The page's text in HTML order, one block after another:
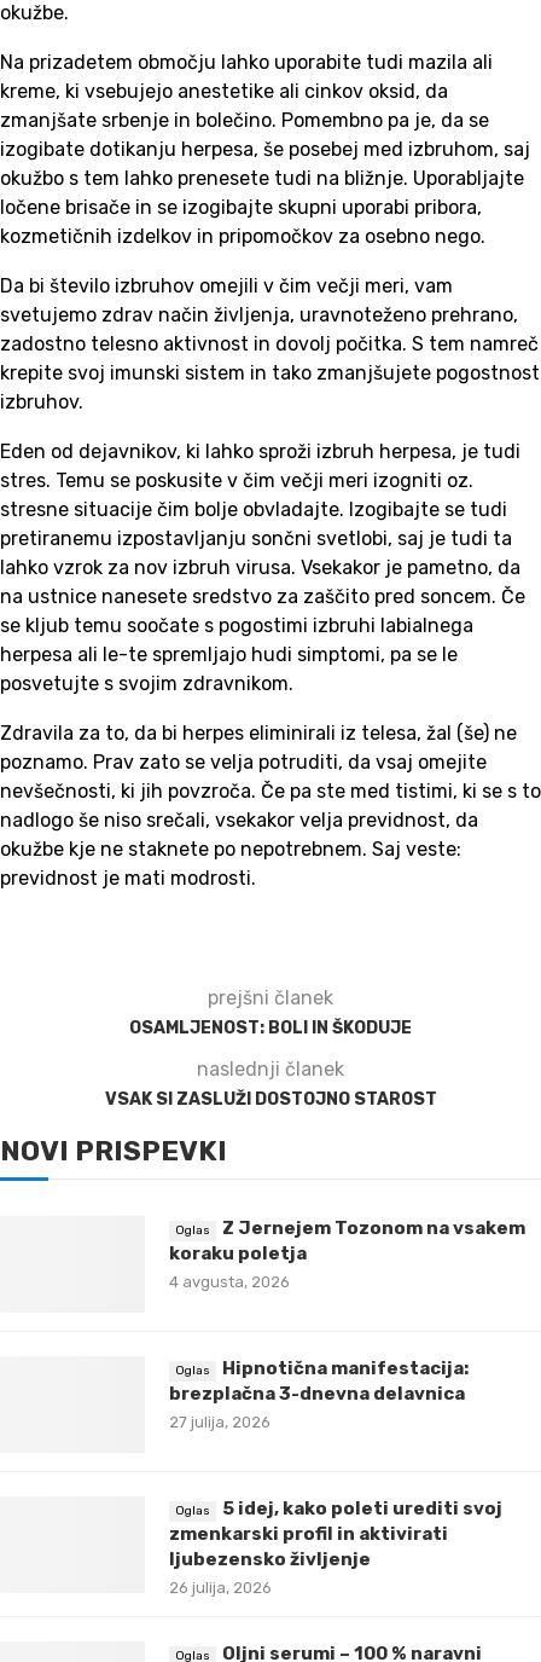
okužbe.
Na prizadetem območju lahko uporabite tudi mazila ali
kreme, ki vsebujejo anestetike ali cinkov oksid, da
zmanjšate srbenje in bolečino. Pomembno pa je, da se
izogibate dotikanju herpesa, še posebej med izbruhom, saj
okužbo s tem lahko prenesete tudi na bližnje. Uporabljajte
ločene brisače in se izogibajte skupni uporabi pribora,
kozmetičnih izdelkov in pripomočkov za osebno nego.
Da bi število izbruhov omejili v čim večji meri, vam
svetujemo zdrav način življenja, uravnoteženo prehrano,
zadostno telesno aktivnost in dovolj počitka. S tem namreč
krepite svoj imunski sistem in tako zmanjšujete pogostnost
izbruhov.
Eden od dejavnikov, ki lahko sproži izbruh herpesa, je tudi
stres. Temu se poskusite v čim večji meri izogniti oz.
stresne situacije čim bolje obvladajte. Izogibajte se tudi
pretiranemu izpostavljanju sončni svetlobi, saj je tudi ta
lahko vzrok za nov izbruh virusa. Vsekakor je pametno, da
na ustnice nanesete sredstvo za zaščito pred soncem. Če
se kljub temu soočate s pogostimi izbruhi labialnega
herpesa ali le-te spremljajo hudi simptomi, pa se le
posvetujte s svojim zdravnikom.
Zdravila za to, da bi herpes eliminirali iz telesa, žal (še) ne
poznamo. Prav zato se velja potruditi, da vsaj omejite
nevšečnosti, ki jih povzroča. Če pa ste med tistimi, ki se s to
nadlogo še niso srečali, vsekakor velja previdnost, da
okužbe kje ne staknete po nepotrebnem. Saj veste:
previdnost je mati modrosti.
prejšni članek
OSAMLJENOST: BOLI IN ŠKODUJE
naslednji članek
VSAK SI ZASLUŽI DOSTOJNO STAROST
NOVI PRISPEVKI
Z Jernejem Tozonom na vsakem
koraku poletja
4 avgusta, 2026
Hipnotična manifestacija:
brezplačna 3-dnevna delavnica
27 julija, 2026
5 idej, kako poleti urediti svoj
zmenkarski profil in aktivirati
ljubezensko življenje
26 julija, 2026
Oljni serumi – 100 % naravni